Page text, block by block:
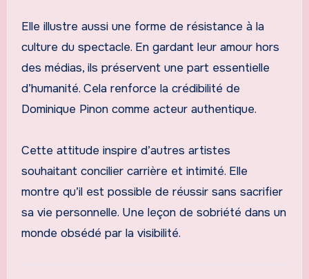
Elle illustre aussi une forme de résistance à la
culture du spectacle. En gardant leur amour hors
des médias, ils préservent une part essentielle
d’humanité. Cela renforce la crédibilité de
Dominique Pinon comme acteur authentique.
Cette attitude inspire d’autres artistes
souhaitant concilier carrière et intimité. Elle
montre qu’il est possible de réussir sans sacrifier
sa vie personnelle. Une leçon de sobriété dans un
monde obsédé par la visibilité.